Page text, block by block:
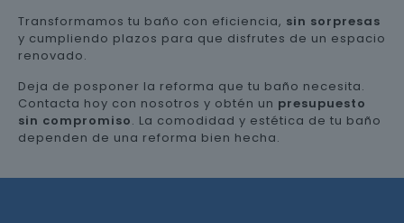
Transformamos tu baño con eficiencia, sin sorpresas
y cumpliendo plazos para que disfrutes de un espacio
renovado.
Deja de posponer la reforma que tu baño necesita.
Contacta hoy con nosotros y obtén un presupuesto
sin compromiso. La comodidad y estética de tu baño
dependen de una reforma bien hecha.